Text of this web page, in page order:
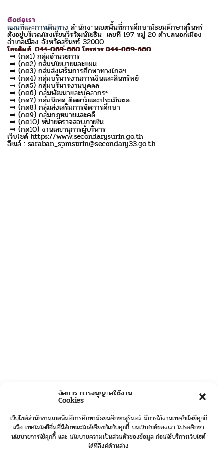
จัดการ การอนุญาตใช้งาน
Cookies
เว็บไซต์สำนักงานเขตพื้นที่การศึกษามัธยมศึกษาสุรินทร์ มีการใช้งานเทคโนโลยีคุกกี้
หรือ เทคโนโลยีอื่นที่มีลักษณะใกล้เคียงกันกับคุกกี้ บนเว็บไซต์ของเรา โปรดศึกษา
นโยบายการใช้คุกกี้ และ นโยบายความเป็นส่วนตัวของข้อมูล ก่อนใช้บริการเว็บไซต์
ได้ที่ลิงค์ด้านล่าง
ติดต่อเรา
แผนที่และการเดินทาง สำนักงานเขตพื้นที่การศึกษามัธยมศึกษาสุรินทร์
ตั้งอยู่บริเวณโรงเรียนวีรวัฒน์โยธิน เลขที่ 197 หมู่ 20 ตำบลนอกเมือง
อำเภอเมือง จังหวัดสุรินทร์ 32000
โทรศัพท์ 044-069-660 โทรสาร 044-069-660
➡ (กด1) กลุ่มอำนวยการ
➡ (กด2) กลุ่มนโยบายและแผน
➡ (กด3) กลุ่มส่งเสริมการศึกษาทางไกลฯ
➡ (กด4) กลุ่มบริหารงานการเงินและสินทรัพย์
➡ (กด5) กลุ่มบริหารงานบุคคล
➡ (กด6) กลุ่มพัฒนาและบุคลากรฯ
➡ (กด7) กลุ่มนิเทศ ติดตามและประเมินผล
➡ (กด8) กลุ่มส่งเสริมการจัดการศึกษา
➡ (กด9) กลุ่มกฎหมายและคดี
➡ (กด10) หน่วยตรวจสอบภายใน
➡ (กด10) งานเลขานุการผู้บริหาร
เว็บไซด์ https://www.secondarysurin.go.th
อีเมล์ : saraban_spmsurin@secondary33.go.th